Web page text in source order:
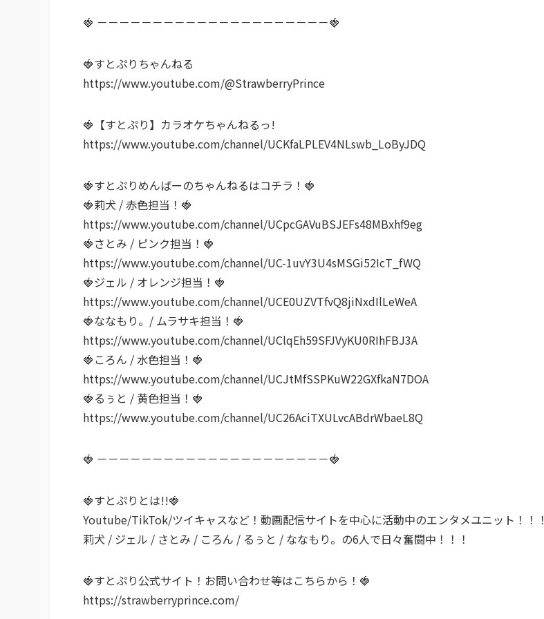
🍓 －－－－－－－－－－－－－－－－－－－－－🍓
🍓すとぷりちゃんねる
https://www.youtube.com/@StrawberryPrince
🍓【すとぷり】カラオケちゃんねるっ!
https://www.youtube.com/channel/UCKfaLPLEV4NLswb_LoByJDQ
🍓すとぷりめんばーのちゃんねるはコチラ！🍓
🍓莉犬 / 赤色担当！🍓
https://www.youtube.com/channel/UCpcGAVuBSJEFs48MBxhf9eg
🍓さとみ / ピンク担当！🍓
https://www.youtube.com/channel/UC-1uvY3U4sMSGi52IcT_fWQ
🍓ジェル / オレンジ担当！🍓
https://www.youtube.com/channel/UCE0UZVTfvQ8jiNxdIlLeWeA
🍓ななもり。/ ムラサキ担当！🍓
https://www.youtube.com/channel/UClqEh59SFJVyKU0RIhFBJ3A
🍓ころん / 水色担当！🍓
https://www.youtube.com/channel/UCJtMfSSPKuW22GXfkaN7DOA
🍓るぅと / 黄色担当！🍓
https://www.youtube.com/channel/UC26AciTXULvcABdrWbaeL8Q
🍓 －－－－－－－－－－－－－－－－－－－－－🍓
🍓すとぷりとは!!🍓
Youtube/TikTok/ツイキャスなど！動画配信サイトを中心に活動中のエンタメユニット！！！
莉犬 / ジェル / さとみ / ころん / るぅと / ななもり。の6人で日々奮闘中！！！
🍓すとぷり公式サイト！お問い合わせ等はこちらから！🍓
https://strawberryprince.com/